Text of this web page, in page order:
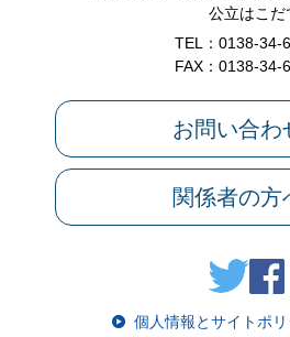
公立はこだ
TEL：0138-34-
FAX：0138-34-
お問い合わ
関係者の方
個人情報とサイトポ